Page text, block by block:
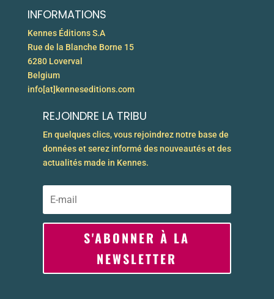
INFORMATIONS
Kennes Éditions S.A
Rue de la Blanche Borne 15
6280 Loverval
Belgium
info[at]kenneseditions.com
REJOINDRE LA TRIBU
En quelques clics, vous rejoindrez notre base de
données et serez informé des nouveautés et des
actualités made in Kennes.
S'ABONNER À LA
NEWSLETTER